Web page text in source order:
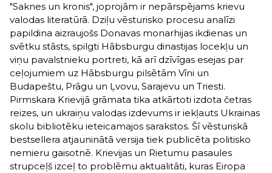
"Saknes un kronis", joprojām ir nepārspējams krievu
valodas literatūrā. Dziļu vēsturisko procesu analīzi
papildina aizraujošs Donavas monarhijas ikdienas un
svētku stāsts, spilgti Hābsburgu dinastijas locekļu un
viņu pavalstnieku portreti, kā arī dzīvīgas esejas par
ceļojumiem uz Hābsburgu pilsētām Vīni un
Budapeštu, Prāgu un Ļvovu, Sarajevu un Triesti.
Pirmskara Krievijā grāmata tika atkārtoti izdota četras
reizes, un ukraiņu valodas izdevums ir iekļauts Ukrainas
skolu bibliotēku ieteicamajos sarakstos. Šī vēsturiskā
bestsellera atjauninātā versija tiek publicēta politisko
nemieru gaisotnē. Krievijas un Rietumu pasaules
strupceļš izceļ to problēmu aktualitāti, kuras Eiropa